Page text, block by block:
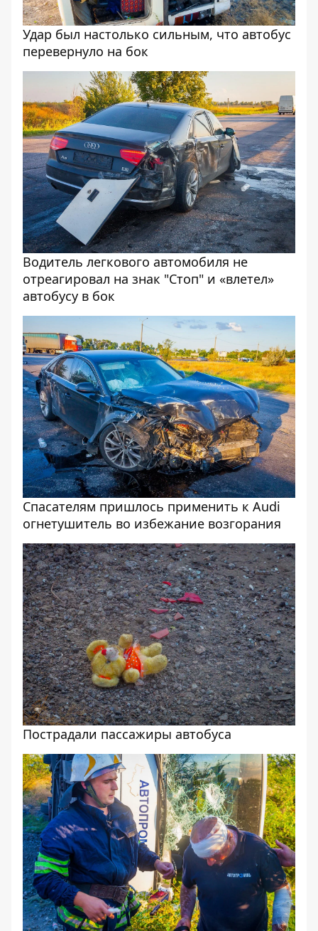
Удар был настолько сильным, что автобус
перевернуло на бок
Водитель легкового автомобиля не
отреагировал на знак "Стоп" и «влетел»
автобусу в бок
Спасателям пришлось применить к Audi
огнетушитель во избежание возгорания
Пострадали пассажиры автобуса